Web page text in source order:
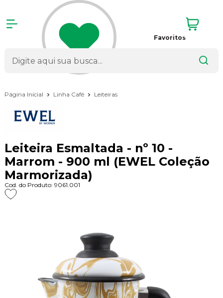
Favoritos
Página Inicial Linha Café Leiteiras
Leiteira Esmaltada - nº 10 -
Marrom - 900 ml (EWEL Coleção
Marmorizada)
Cod. do Produto: 9061.001